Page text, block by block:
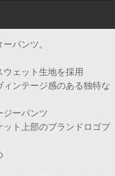
パンツ。
ェット生地を採用
ンテージ感のある独特な
ジーパンツ
ト上部のブランドロゴプ